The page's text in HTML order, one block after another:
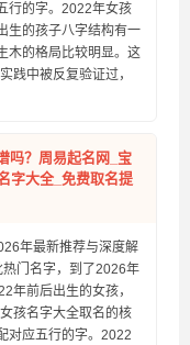
行的字。2022年女孩
生的孩子八字结构有一
的格局比较明显。这
践中被反复验证过，
吗？周易起名网_宝
字大全_免费取名提
年最新推荐与深度解
门名字，到了2026年
年前后出生的女孩，
孩名字大全取名的核
对应五行的字。2022